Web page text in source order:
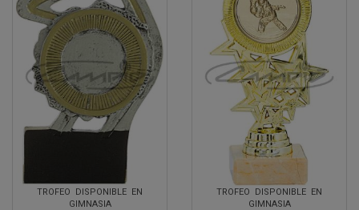
TROFEO DISPONIBLE EN
GIMNASIA
TROFEO DISPONIBLE EN
GIMNASIA